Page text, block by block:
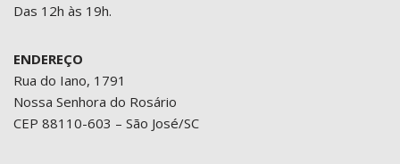
Das 12h às 19h.
ENDEREÇO
Rua do Iano, 1791
Nossa Senhora do Rosário
CEP 88110-603 – São José/SC